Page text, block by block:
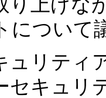
り上げな
について
ュリティ
セキュリ